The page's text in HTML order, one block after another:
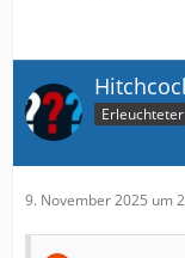
Erleuchteter
9. November 2025 um